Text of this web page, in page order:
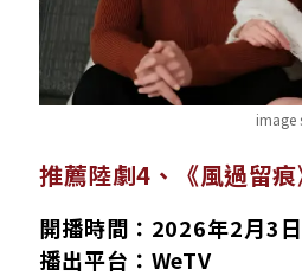
image
推薦陸劇4、《風過留痕
開播時間：2026年2月3日
播出平台：WeTV